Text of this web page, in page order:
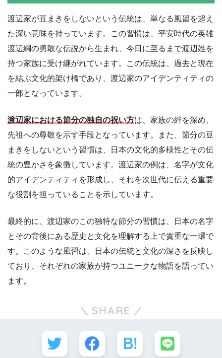
渡辺家が豆まきをしないという伝統は、単なる風習を超え
た深い意味を持っています。この習慣は、平安時代の英雄
渡辺綱の勇敢な伝説から生まれ、今日に至るまで渡辺姓を
持つ家族に受け継がれています。この伝統は、過去と現在
を結ぶ文化的架け橋であり、渡辺家のアイデンティティの
一部となっています。
渡辺家における節分の独自の祝い方は、家族の絆を深め、
先祖への尊敬を示す手段となっています。また、節分の豆
まきをしないという習慣は、日本の文化的多様性とその伝
統の豊かさを象徴しています。渡辺家の例は、名字が文化
的アイデンティティを形成し、それを次世代に伝える重要
な役割を担っていることを示しています。
最終的に、渡辺家のこの独特な節分の習慣は、日本の名字
とその背後にある歴史と文化を理解する上で貴重な一環で
す。このような風習は、日本の伝統と文化の深さを反映し
ており、それぞれの家族が持つユニークな物語を語ってい
ます。
SHARE